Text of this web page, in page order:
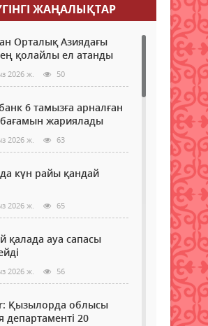
ЖАҢАЛЫҚТАР
Орталық Азиядағы
қолайлы ел атанды
2026 ж. 50
6 тамызға арналған
жариялады
2026 ж. 63
күн райы қандай
2026 ж. 65
қалада ауа сапасы
2026 ж. 56
Қызылорда облысы
департаменті 20